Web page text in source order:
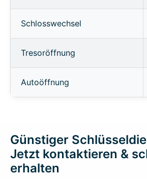
Schlosswechsel
Tresoröffnung
Autoöffnung
Günstiger
Jetzt kontaktieren &
erhalten